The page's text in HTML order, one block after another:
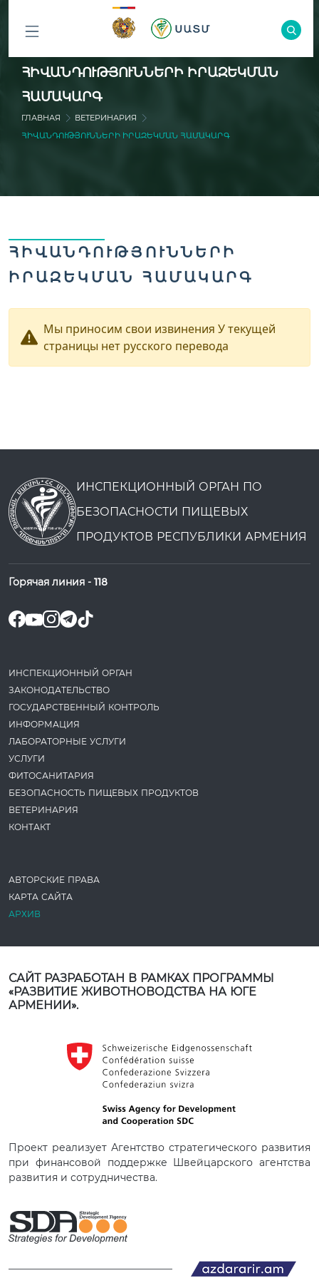
ԲՈԼՈՐ
ԲԱԺԻՆՆԵՐԸ
ՀԻՎԱՆԴՈՒԹՅՈՒՆՆԵՐԻ ԻՐԱԶԵԿՄԱՆ
ՀԱՄԱԿԱՐԳ
ГЛАВНАЯ
ВЕТЕРИНАРИЯ
ՀԻՎԱՆԴՈՒԹՅՈՒՆՆԵՐԻ ԻՐԱԶԵԿՄԱՆ ՀԱՄԱԿԱՐԳ
ՀԻՎԱՆԴՈՒԹՅՈՒՆՆԵՐԻ
ԻՐԱԶԵԿՄԱՆ ՀԱՄԱԿԱՐԳ
Мы приносим свои извинения У текущей
страницы нет русского перевода
ИНСПЕКЦИОННЫЙ ОРГАН ПО
БЕЗОПАСНОСТИ ПИЩЕВЫХ
ПРОДУКТОВ РЕСПУБЛИКИ АРМЕНИЯ
Горячая линия - 118
ИНСПЕКЦИОННЫЙ ОРГАН
ЗАКОНОДАТЕ­ЛЬСТВО
ГОСУДАРСТВЕННЫЙ КОНТРОЛЬ
ИНФОРМАЦИЯ
ЛАБОРАТОРНЫЕ УСЛУГИ
УСЛУГИ
ФИТОСАНИТАРИЯ
БЕЗОПАСНОСТЬ ПИЩЕВЫХ ПРОДУКТОВ
ВЕТЕРИНАРИЯ
КОНТАКТ
АВТОРСКИЕ ПРАВА
КАРТА САЙТА
АРХИВ
САЙТ РАЗРАБОТАН В РАМКАХ ПРОГРАММЫ
«РАЗВИТИЕ ЖИВОТНОВОДСТВА НА ЮГЕ
АРМЕНИИ».
Проект реализует Агентство стратегического развития
при финансовой поддержке Швейцарского агентства
развития и сотрудничества.